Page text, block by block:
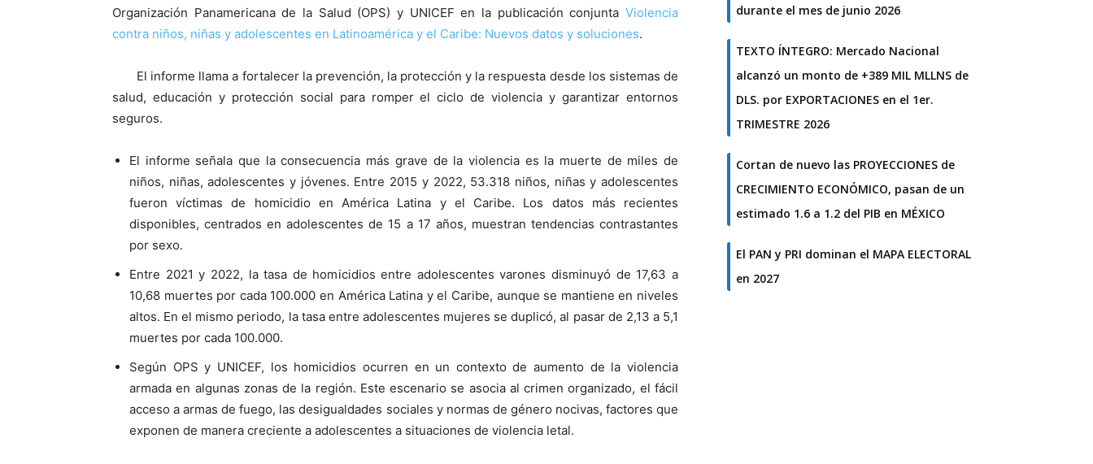
Organización Panamericana de la Salud (OPS) y UNICEF en la publicación conjunta Violencia
contra niños, niñas y adolescentes en Latinoamérica y el Caribe: Nuevos datos y soluciones.
El informe llama a fortalecer la prevención, la protección y la respuesta desde los sistemas de
salud, educación y protección social para romper el ciclo de violencia y garantizar entornos
seguros.
El informe señala que la consecuencia más grave de la violencia es la muerte de miles de
niños, niñas, adolescentes y jóvenes. Entre 2015 y 2022, 53.318 niños, niñas y adolescentes
fueron víctimas de homicidio en América Latina y el Caribe. Los datos más recientes
disponibles, centrados en adolescentes de 15 a 17 años, muestran tendencias contrastantes
por sexo.
Entre 2021 y 2022, la tasa de homicidios entre adolescentes varones disminuyó de 17,63 a
10,68 muertes por cada 100.000 en América Latina y el Caribe, aunque se mantiene en niveles
altos. En el mismo periodo, la tasa entre adolescentes mujeres se duplicó, al pasar de 2,13 a 5,1
muertes por cada 100.000.
Según OPS y UNICEF, los homicidios ocurren en un contexto de aumento de la violencia
armada en algunas zonas de la región. Este escenario se asocia al crimen organizado, el fácil
acceso a armas de fuego, las desigualdades sociales y normas de género nocivas, factores que
exponen de manera creciente a adolescentes a situaciones de violencia letal.
durante el mes de junio 2026
TEXTO ÍNTEGRO: Mercado Nacional
alcanzó un monto de +389 MIL MLLNS de
DLS. por EXPORTACIONES en el 1er.
TRIMESTRE 2026
Cortan de nuevo las PROYECCIONES de
CRECIMIENTO ECONÓMICO, pasan de un
estimado 1.6 a 1.2 del PIB en MÉXICO
El PAN y PRI dominan el MAPA ELECTORAL
en 2027